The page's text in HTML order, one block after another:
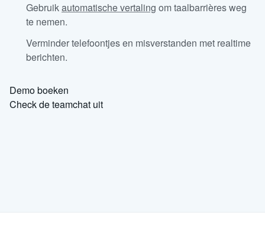
Gebruikautomatische vertaling om taalbarrières weg
te nemen.
Verminder telefoontjes en misverstanden met realtime
berichten.
Demo boeken
Check de teamchat uit